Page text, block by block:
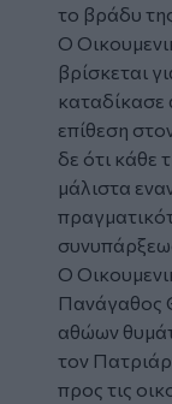
το βράδυ
Ο
βρίσκεται
καταδίκασε
επίθεση
δε ότι κάθε
μάλιστα
Ο
Πανάγαθος
αθώων
τον
προς τις